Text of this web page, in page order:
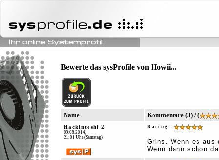
Bewerte das sysProfile von Howii...
Name Kommentare (3) / (
Hackintoshi 2
09.08.2014,
21:01 Uhr (Samstag)
Rating:
Grins. Wenn es
Wenn dann schon